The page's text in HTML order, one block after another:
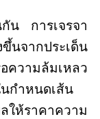
น การเจรจา
จากประเด็น
ความล้มเหลว
นกำหนดเส้น
ห้ราคาความ